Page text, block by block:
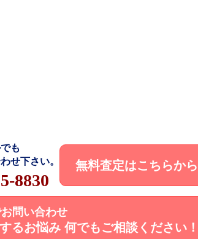
も
せ下さい。
8830
無料査定はこちらから
問い合わせ
るお悩み 何でもご相談ください！